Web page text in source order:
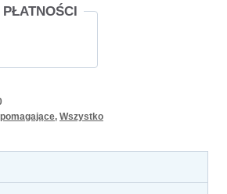
, Wszystko